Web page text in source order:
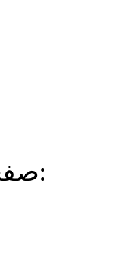
صفحة الاقتباس: